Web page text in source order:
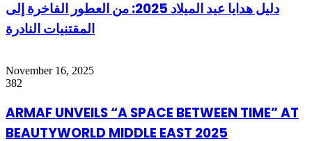
دليل هدايا عيد الميلاد 2025: من العطور الفاخرة إلى
المقتنيات النادرة
November 16, 2025
382
ARMAF UNVEILS “A SPACE BETWEEN TIME” AT
BEAUTYWORLD MIDDLE EAST 2025